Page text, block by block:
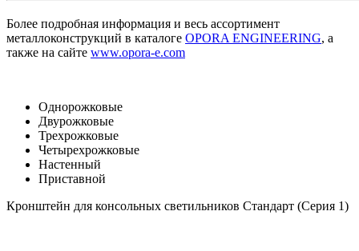
Более подробная информация и весь ассортимент
металлоконструкций в каталоге OPORA ENGINEERING, а
также на сайте www.opora-e.com
Однорожковые
Двурожковые
Трехрожковые
Четырехрожковые
Настенный
Приставной
Кронштейн для консольных светильников Стандарт (Серия 1)